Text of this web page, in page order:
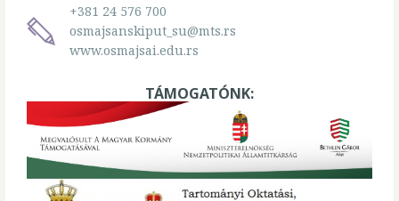
+381 24 576 700
osmajsanskiput_su@mts.rs
www.osmajsai.edu.rs
TÁMOGATÓNK: